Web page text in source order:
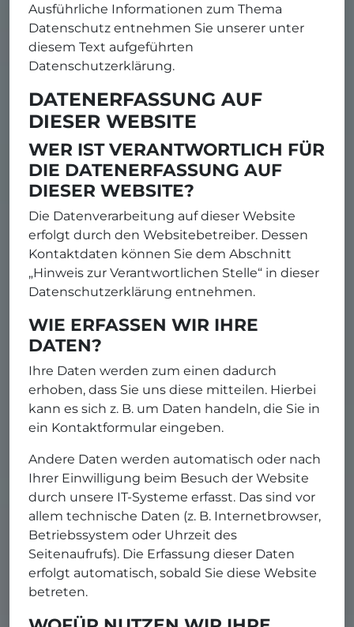
Ausführliche Informationen zum Thema
Datenschutz entnehmen Sie unserer unter
diesem Text aufgeführten
Datenschutzerklärung.
DATENERFASSUNG AUF
DIESER WEBSITE
WER IST VERANTWORTLICH FÜR
DIE DATENERFASSUNG AUF
DIESER WEBSITE?
Die Datenverarbeitung auf dieser Website
erfolgt durch den Websitebetreiber. Dessen
Kontaktdaten können Sie dem Abschnitt
„Hinweis zur Verantwortlichen Stelle“ in dieser
Datenschutzerklärung entnehmen.
WIE ERFASSEN WIR IHRE
DATEN?
Ihre Daten werden zum einen dadurch
erhoben, dass Sie uns diese mitteilen. Hierbei
kann es sich z. B. um Daten handeln, die Sie in
ein Kontaktformular eingeben.
Andere Daten werden automatisch oder nach
Ihrer Einwilligung beim Besuch der Website
durch unsere IT-Systeme erfasst. Das sind vor
allem technische Daten (z. B. Internetbrowser,
Betriebssystem oder Uhrzeit des
Seitenaufrufs). Die Erfassung dieser Daten
erfolgt automatisch, sobald Sie diese Website
betreten.